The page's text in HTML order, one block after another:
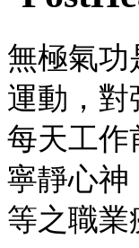
無極氣功
運動，對
每天工作
寧靜心神
等之職業